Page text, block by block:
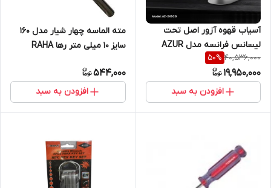
آسیاب قهوه آزور اصل تحت
لیسانس فرانسه مدل AZUR
AZ-245
40,536,000
50%
19,950,000
افزودن به سبد
مته الماسه چهار شیار مدل 160
سایز 10 میلی متر رها RAHA
544,000
افزودن به سبد